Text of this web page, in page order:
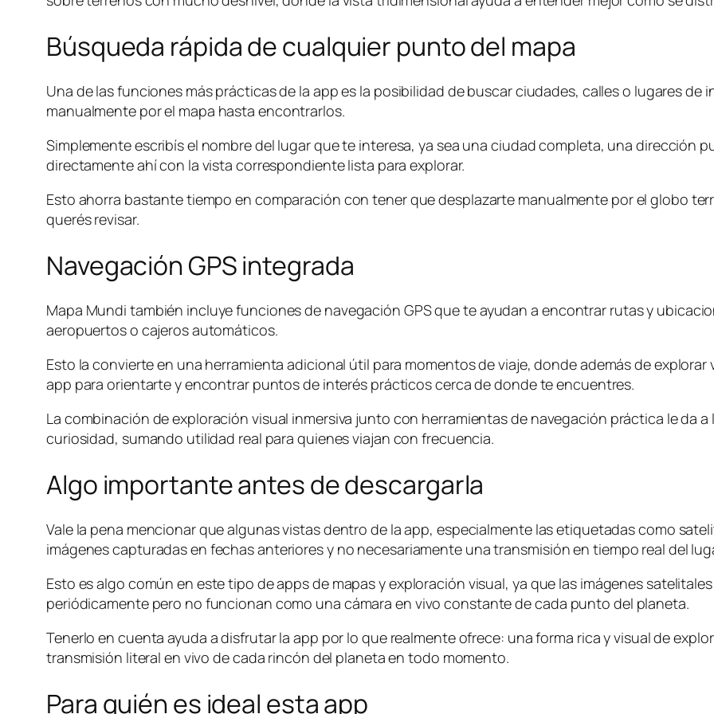
Búsqueda rápida de cualquier punto del mapa
Una de las funciones más prácticas de la app es la posibilidad de buscar ciudades, calles o lugares de
manualmente por el mapa hasta encontrarlos.
Simplemente escribís el nombre del lugar que te interesa, ya sea una ciudad completa, una dirección
directamente ahí con la vista correspondiente lista para explorar.
Esto ahorra bastante tiempo en comparación con tener que desplazarte manualmente por el globo
querés revisar.
Navegación GPS integrada
Mapa Mundi también incluye funciones de navegación GPS que te ayudan a encontrar rutas y
aeropuertos o cajeros automáticos.
Esto la convierte en una herramienta adicional útil para momentos de viaje, donde además de
app para orientarte y encontrar puntos de interés prácticos cerca de donde te encuentres.
La combinación de exploración visual inmersiva junto con herramientas de navegación práctica le da a
curiosidad, sumando utilidad real para quienes viajan con frecuencia.
Algo importante antes de descargarla
Vale la pena mencionar que algunas vistas dentro de la app, especialmente las etiquetadas como
imágenes capturadas en fechas anteriores y no necesariamente una transmisión en tiempo real del
Esto es algo común en este tipo de apps de mapas y exploración visual, ya que las imágenes
periódicamente pero no funcionan como una cámara en vivo constante de cada punto del planeta.
Tenerlo en cuenta ayuda a disfrutar la app por lo que realmente ofrece: una forma rica y visual de
transmisión literal en vivo de cada rincón del planeta en todo momento.
Para quién es ideal esta app